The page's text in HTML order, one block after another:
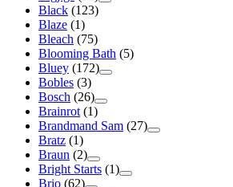
Black (123)
Blaze (1)
Bleach (75)
Blooming Bath (5)
Bluey (172)
Bobles (3)
Bosch (26)
Brainrot (1)
Brandmand Sam (27)
Bratz (1)
Braun (2)
Bright Starts (1)
Brio (62)